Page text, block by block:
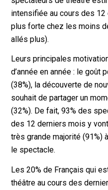
intensifiée au cours des
plus forte chez les moins
allés plus).
Leurs principales
d’année en année : le goût
(38%), la découverte de
souhait de partager un
(32%). De fait, 93% des
des 12 derniers mois y
très grande majorité (91%)
le spectacle.
Les 20% de Français qui
théâtre au cours des